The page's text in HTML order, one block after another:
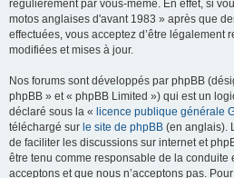
régulièrement par vous-même. En effet, si
motos anglaises d'avant 1983 » après que
effectuées, vous acceptez d’être légalement
modifiées et mises à jour.
Nos forums sont développés par phpBB
phpBB » et « phpBB Limited ») qui est un
déclaré sous la « licence publique générale
téléchargé sur le site de phpBB (en anglais).
de faciliter les discussions sur internet et
être tenu comme responsable de la conduite
acceptons et que nous n’acceptons pas.